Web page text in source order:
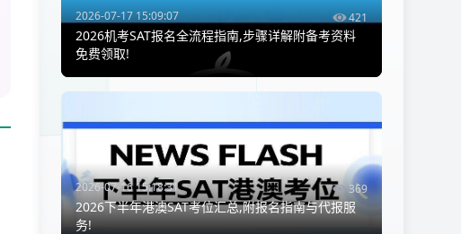
2026-07-17 15:09:07 421
2026机考SAT报名全流程指南,步骤详解附备考资料
免费领取!
2026-07-16 15:18:31 369
2026下半年港澳SAT考位汇总,附报名指南与代报服
务!